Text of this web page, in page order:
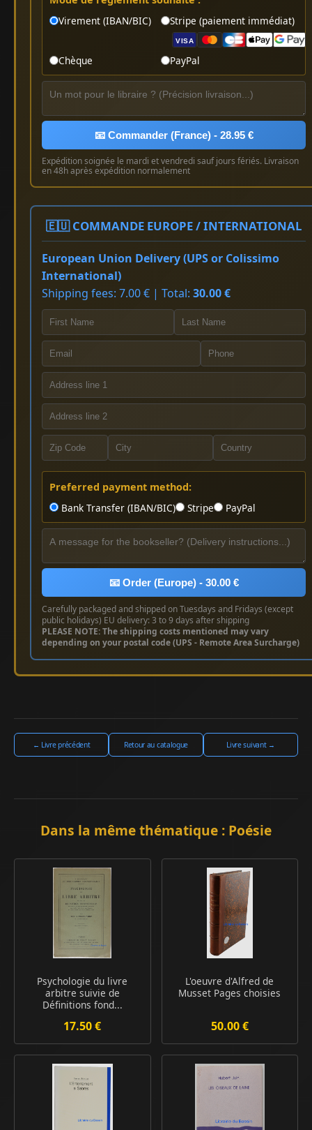
Virement (IBAN/BIC)
Stripe (paiement immédiat)
VISA
Chèque PayPal
📧 Commander (France) - 28.95 €
Expédition soignée le mardi et vendredi sauf jours fériés. Livraison
en 48h après expédition normalement
🇪🇺 COMMANDE EUROPE / INTERNATIONAL
European Union Delivery (UPS or Colissimo
International)
Shipping fees: 7.00 € | Total: 30.00 €
Preferred payment method:
Bank Transfer (IBAN/BIC)
Stripe PayPal
📧 Order (Europe) - 30.00 €
Carefully packaged and shipped on Tuesdays and Fridays (except
public holidays) EU delivery: 3 to 9 days after shipping
PLEASE NOTE: The shipping costs mentioned may vary
depending on your postal code (UPS - Remote Area Surcharge)
← Livre précédent Retour au catalogue Livre suivant →
Dans la même thématique : Poésie
Psychologie du livre
arbitre suivie de
Définitions fond...
17.50 €
L'oeuvre d'Alfred de
Musset Pages choisies
50.00 €